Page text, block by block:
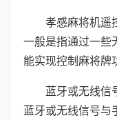
孝感麻将机遥
一般是指通过一些
能实现控制麻将牌
蓝牙或无线信
蓝牙或无线信号与